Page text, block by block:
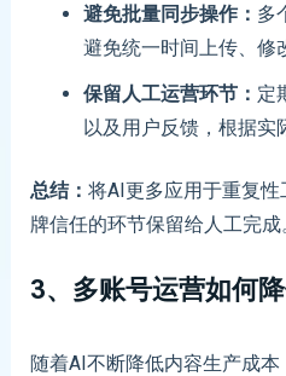
避免批量同步操作： 多
避免统一时间上传、修
保留人工运营环节： 定
以及用户反馈，根据实
总结： 将AI更多应用于重复
牌信任的环节保留给人工完成
3、 多账号运营如何
随着AI不断降低内容生产成